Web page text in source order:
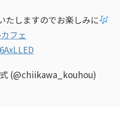
たしますのでお楽しみに
フェ
(@chiikawa_kouhou)